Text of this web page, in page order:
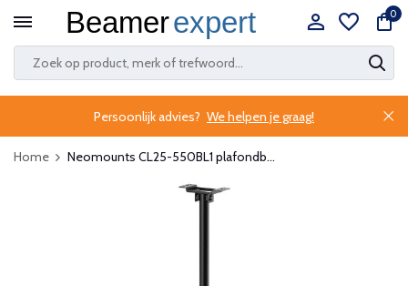
0
Persoonlijk advies? We helpen je graag!
Home Neomounts CL25-550BL1 plafondb...